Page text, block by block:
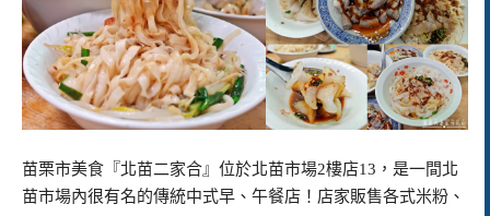
苗栗市美食『北苗二家合』位於北苗市場2樓店13，是一間北
苗市場內很有名的傳統中式早、午餐店！店家販售各式米粉、